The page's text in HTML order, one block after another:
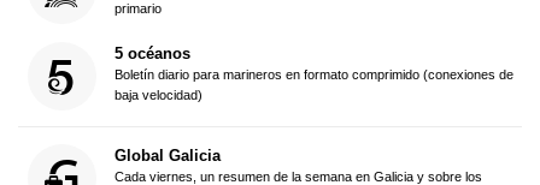
primario
5 océanos
Boletín diario para marineros en formato comprimido (conexiones de
baja velocidad)
Global Galicia
Cada viernes, un resumen de la semana en Galicia y sobre los